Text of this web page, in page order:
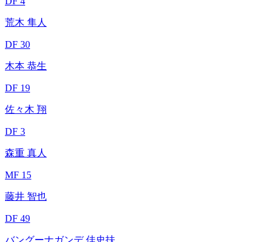
荒木 隼人
DF 30
木本 恭生
DF 19
佐々木 翔
DF 3
森重 真人
MF 15
藤井 智也
DF 49